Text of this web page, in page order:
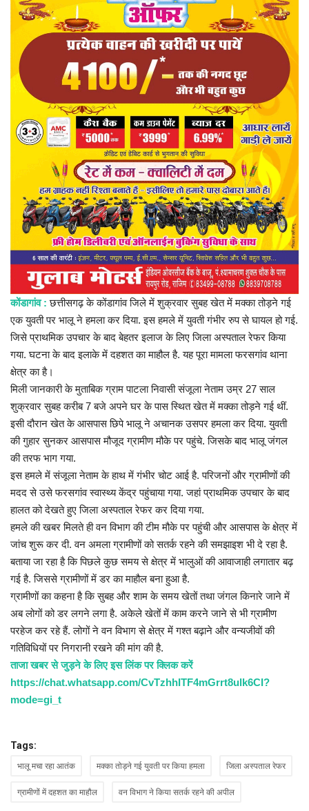
रोजगार
राजनीति
मनोरंजन
मैगज़ीन की लेख
प्रमुख खबर
हेल्थ
Language
English hindi
कोंडागांव : छत्तीसगढ़ के कोंडागांव जिले में शुक्रवार सुबह खेत में मक्का तोड़ने गई
एक युवती पर भालू ने हमला कर दिया. इस हमले में युवती गंभीर रुप से घायल हो गई.
जिसे प्राथमिक उपचार के बाद बेहतर इलाज के लिए जिला अस्पताल रेफर किया
गया. घटना के बाद इलाके में दहशत का माहौल है. यह पूरा मामला फरसगांव थाना
क्षेत्र का है।
मिली जानकारी के मुताबिक ग्राम पाटला निवासी संजूला नेताम उम्र 27 साल
शुक्रवार सुबह करीब 7 बजे अपने घर के पास स्थित खेत में मक्का तोड़ने गई थीं.
इसी दौरान खेत के आसपास छिपे भालू ने अचानक उसपर हमला कर दिया. युवती
की गुहार सुनकर आसपास मौजूद ग्रामीण मौके पर पहुंचे. जिसके बाद भालू जंगल
की तरफ भाग गया.
इस हमले में संजूला नेताम के हाथ में गंभीर चोट आई है. परिजनों और ग्रामीणों की
मदद से उसे फरसगांव स्वास्थ्य केंद्र पहुंचाया गया. जहां प्राथमिक उपचार के बाद
हालत को देखते हुए जिला अस्पताल रेफर कर दिया गया.
हमले की खबर मिलते ही वन विभाग की टीम मौके पर पहुंची और आसपास के क्षेत्र में
जांच शुरू कर दी. वन अमला ग्रामीणों को सतर्क रहने की समझाइश भी दे रहा है.
बताया जा रहा है कि पिछले कुछ समय से क्षेत्र में भालुओं की आवाजाही लगातार बढ़
गई है. जिससे ग्रामीणों में डर का माहौल बना हुआ है.
ग्रामीणों का कहना है कि सुबह और शाम के समय खेतों तथा जंगल किनारे जाने में
अब लोगों को डर लगने लगा है. अकेले खेतों में काम करने जाने से भी ग्रामीण
परहेज कर रहे हैं. लोगों ने वन विभाग से क्षेत्र में गश्त बढ़ाने और वन्यजीवों की
गतिविधियों पर निगरानी रखने की मांग की है.
ताजा खबर से जुड़ने के लिए इस लिंक पर क्लिक करें
https://chat.whatsapp.com/CvTzhhITF4mGrrt8ulk6CI?
mode=gi_t
Tags:
भालू मचा रहा आतंक मक्का तोड़ने गई युवती पर किया हमला जिला अस्पताल रेफर
ग्रामीणों में दहशत का माहौल वन विभाग ने किया सतर्क रहने की अपील